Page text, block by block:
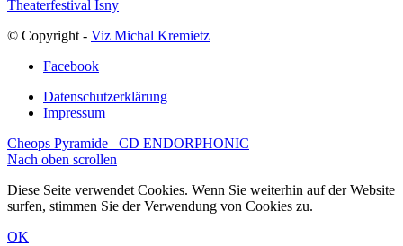
Theaterfestival Isny
© Copyright - Viz Michal Kremietz
Facebook
Datenschutzerklärung
Impressum
Cheops Pyramide
CD ENDORPHONIC
Nach oben scrollen
Diese Seite verwendet Cookies. Wenn Sie weiterhin auf der Website
surfen, stimmen Sie der Verwendung von Cookies zu.
OK